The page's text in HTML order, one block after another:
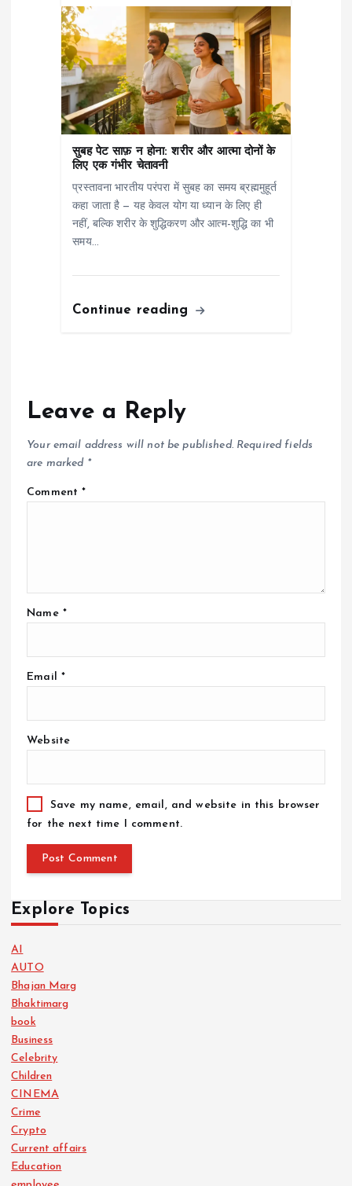
सुबह पेट साफ़ न होना: शरीर और आत्मा दोनों के
लिए एक गंभीर चेतावनी
प्रस्तावना भारतीय परंपरा में सुबह का समय ब्रह्ममुहूर्त
कहा जाता है — यह केवल योग या ध्यान के लिए ही
नहीं, बल्कि शरीर के शुद्धिकरण और आत्म-शुद्धि का भी
समय…
Continue reading
Leave a Reply
Your email address will not be published. Required fields
are marked *
Comment*
Name *
Email *
Website
Save my name, email, and website in this browser
for the next time I comment.
Explore Topics
AI
AUTO
Bhajan Marg
Bhaktimarg
book
Business
Celebrity
Children
CINEMA
Crime
Crypto
Current affairs
Education